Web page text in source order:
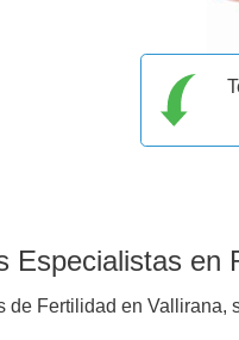
Especialistas en
de Fertilidad en